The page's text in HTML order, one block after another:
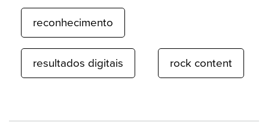
reconhecimento
resultados digitais rock content